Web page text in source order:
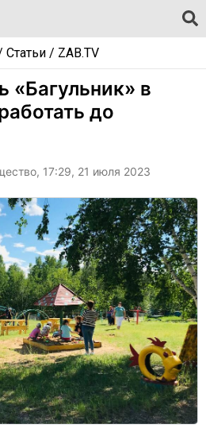
Статьи/ ZAB.TV
«Багульник» в
до
17:29, 21 июля 2023